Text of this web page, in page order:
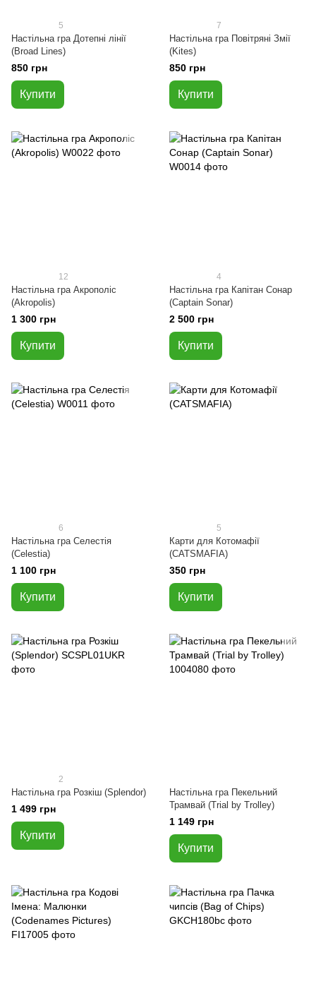
5
Настільна гра Дотепні лінії
(Broad Lines)
850 грн
Купити
7
Настільна гра Повітряні Змії
(Kites)
850 грн
Купити
12
Настільна гра Акрополіс
(Akropolis)
1 300 грн
Купити
4
Настільна гра Капітан Сонар
(Captain Sonar)
2 500 грн
Купити
6
Настільна гра Селестія
(Celestia)
1 100 грн
Купити
5
Карти для Котомафії
(CATSMAFIA)
350 грн
Купити
2
Настільна гра Розкіш (Splendor)
1 499 грн
Купити
Настільна гра Пекельний
Трамвай (Trial by Trolley)
1 149 грн
Купити